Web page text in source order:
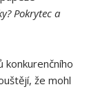
Pokrytec a
konkurenčního
že mohl